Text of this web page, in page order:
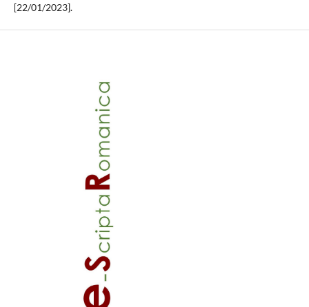
[22/01/2023].